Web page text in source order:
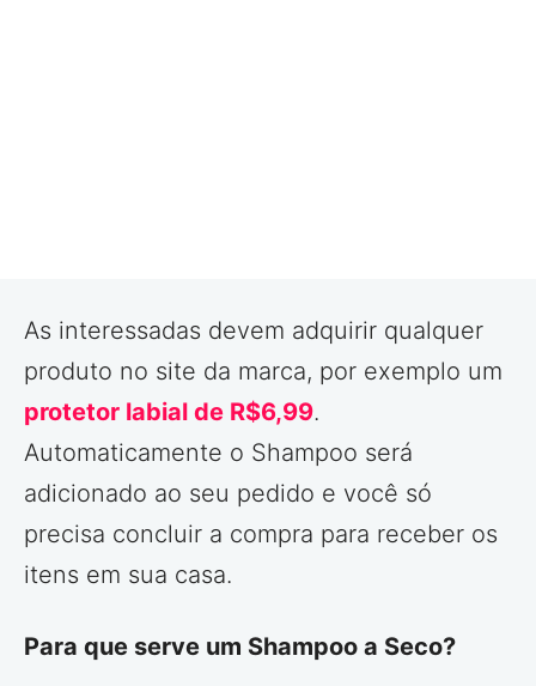
As interessadas devem adquirir qualquer
produto no site da marca, por exemplo um
protetor labial de R$6,99.
Automaticamente o Shampoo será
adicionado ao seu pedido e você só
precisa concluir a compra para receber os
itens em sua casa.
Para que serve um Shampoo a Seco?